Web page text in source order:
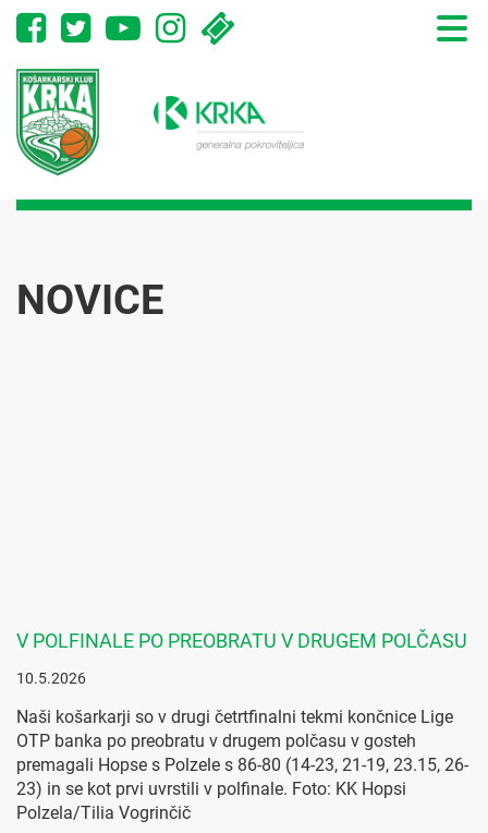
Toggle
NOVICE
V POLFINALE PO PREOBRATU V DRUGEM POLČASU
10.5.2026
Naši košarkarji so v drugi četrtfinalni tekmi končnice Lige
OTP banka po preobratu v drugem polčasu v gosteh
premagali Hopse s Polzele s 86-80 (14-23, 21-19, 23.15, 26-
23) in se kot prvi uvrstili v polfinale. Foto: KK Hopsi
Polzela/Tilia Vogrinčič